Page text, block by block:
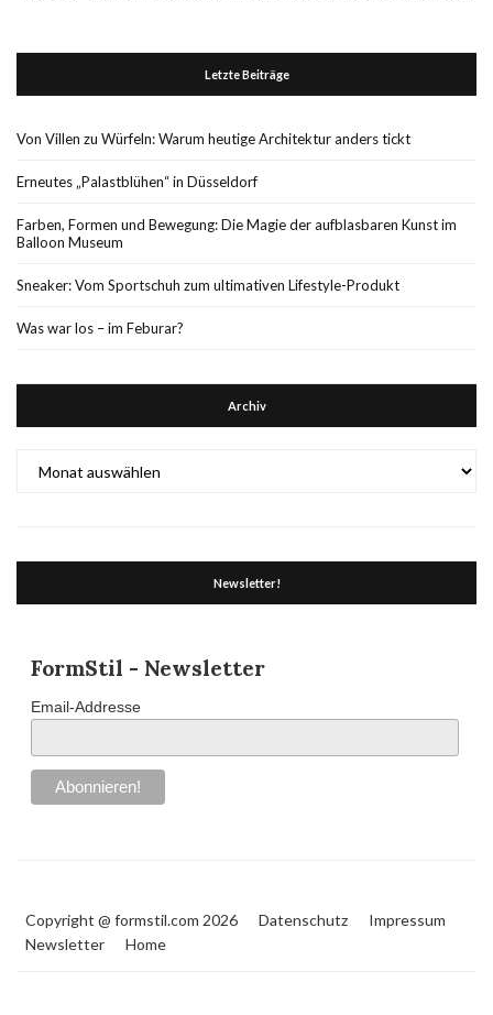
Letzte Beiträge
Von Villen zu Würfeln: Warum heutige Architektur anders tickt
Erneutes „Palastblühen“ in Düsseldorf
Farben, Formen und Bewegung: Die Magie der aufblasbaren Kunst im
Balloon Museum
Sneaker: Vom Sportschuh zum ultimativen Lifestyle-Produkt
Was war los – im Feburar?
Archiv
Newsletter!
FormStil - Newsletter
Email-Addresse
Copyright @ formstil.com 2026 Datenschutz
Impressum
Newsletter
Home